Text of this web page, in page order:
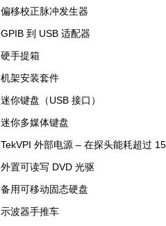
偏移校正脉冲发生器
GPIB 到 USB 适配器
硬手提箱
机架安装套件
迷你键盘（USB 接口）
迷你多媒体键盘
TekVPI 外部电源 – 在探头能耗超过
外置可读写 DVD 光驱
备用可移动固态硬盘
示波器手推车